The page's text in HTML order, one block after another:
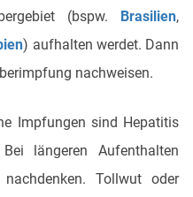
(bspw. Brasilien,
) aufhalten werdet. Dann
nachweisen.
Impfungen sind Hepatitis
längeren Aufenthalten
Tollwut oder